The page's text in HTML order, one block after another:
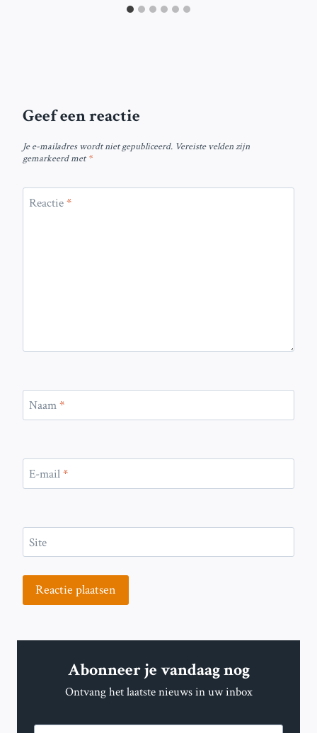
Geef een reactie
Je e-mailadres wordt niet gepubliceerd. Vereiste velden zijn
gemarkeerd met*
Reactie*
Naam*
E-mail*
Site
Abonneer je vandaag nog
Ontvang het laatste nieuws in uw inbox